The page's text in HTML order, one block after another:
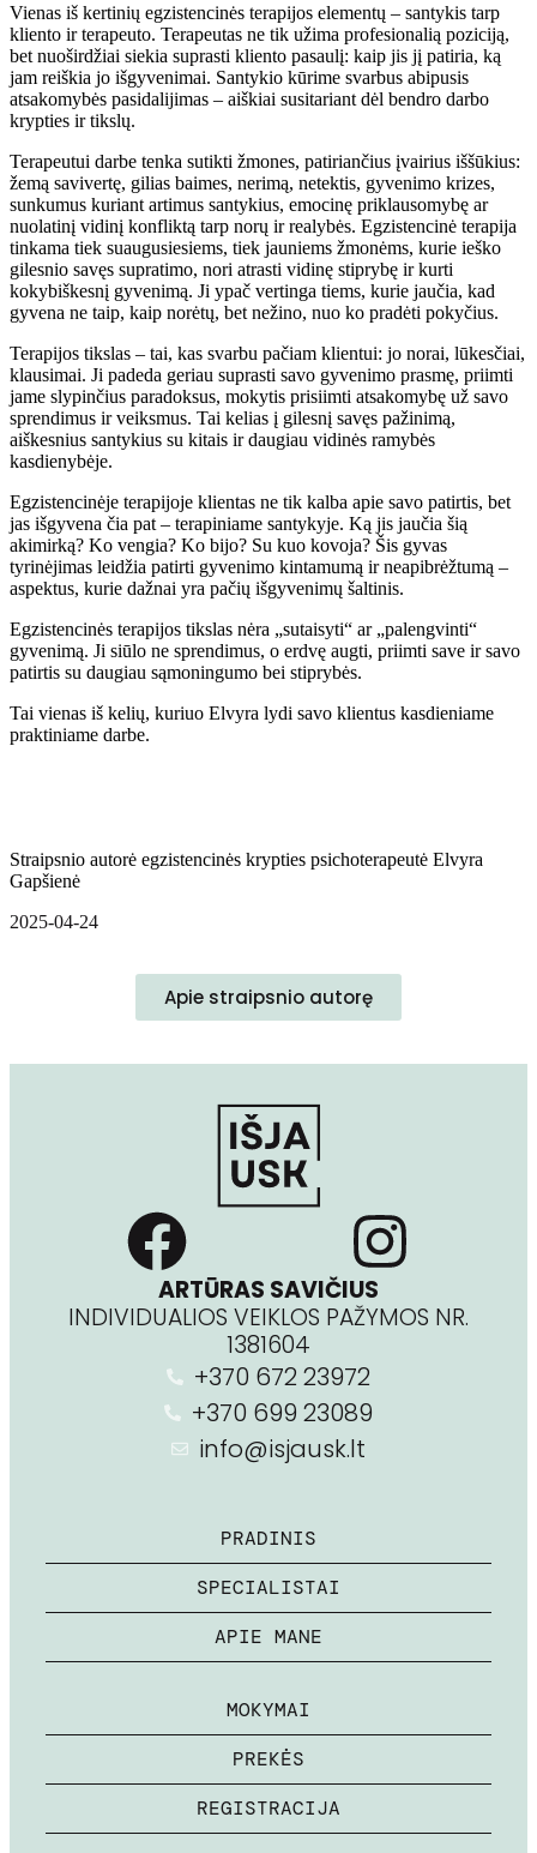
Vienas iš kertinių egzistencinės terapijos elementų – santykis tarp
kliento ir terapeuto. Terapeutas ne tik užima profesionalią poziciją,
bet nuoširdžiai siekia suprasti kliento pasaulį: kaip jis jį patiria, ką
jam reiškia jo išgyvenimai. Santykio kūrime svarbus abipusis
atsakomybės pasidalijimas – aiškiai susitariant dėl bendro darbo
krypties ir tikslų.
Terapeutui darbe tenka sutikti žmones, patiriančius įvairius iššūkius:
žemą savivertę, gilias baimes, nerimą, netektis, gyvenimo krizes,
sunkumus kuriant artimus santykius, emocinę priklausomybę ar
nuolatinį vidinį konfliktą tarp norų ir realybės. Egzistencinė terapija
tinkama tiek suaugusiesiems, tiek jauniems žmonėms, kurie ieško
gilesnio savęs supratimo, nori atrasti vidinę stiprybę ir kurti
kokybiškesnį gyvenimą. Ji ypač vertinga tiems, kurie jaučia, kad
gyvena ne taip, kaip norėtų, bet nežino, nuo ko pradėti pokyčius.
Terapijos tikslas – tai, kas svarbu pačiam klientui: jo norai, lūkesčiai,
klausimai. Ji padeda geriau suprasti savo gyvenimo prasmę, priimti
jame slypinčius paradoksus, mokytis prisiimti atsakomybę už savo
sprendimus ir veiksmus. Tai kelias į gilesnį savęs pažinimą,
aiškesnius santykius su kitais ir daugiau vidinės ramybės
kasdienybėje.
Egzistencinėje terapijoje klientas ne tik kalba apie savo patirtis, bet
jas išgyvena čia pat – terapiniame santykyje. Ką jis jaučia šią
akimirką? Ko vengia? Ko bijo? Su kuo kovoja? Šis gyvas
tyrinėjimas leidžia patirti gyvenimo kintamumą ir neapibrėžtumą –
aspektus, kurie dažnai yra pačių išgyvenimų šaltinis.
Egzistencinės terapijos tikslas nėra „sutaisyti“ ar „palengvinti“
gyvenimą. Ji siūlo ne sprendimus, o erdvę augti, priimti save ir savo
patirtis su daugiau sąmoningumo bei stiprybės.
Tai vienas iš kelių, kuriuo Elvyra lydi savo klientus kasdieniame
praktiniame darbe.
Straipsnio autorė egzistencinės krypties psichoterapeutė Elvyra
Gapšienė
2025-04-24
Apie straipsnio autorę
PRADINIS
SPECIALISTAI
APIE MANE
ARTŪRAS SAVIČIUS
INDIVIDUALIOS VEIKLOS PAŽYMOS NR.
1381604
+370 672 23972
+370 699 23089
info@isjausk.lt
MOKYMAI
PREKĖS
REGISTRACIJA